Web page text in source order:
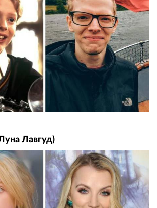
Лавгуд)